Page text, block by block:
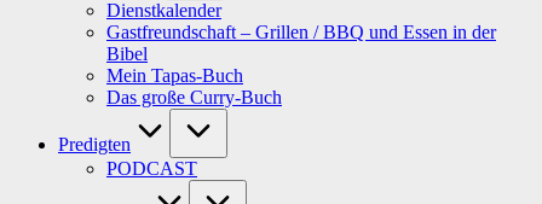
Dienstkalender
Gastfreundschaft – Grillen / BBQ und Essen in der
Bibel
Mein Tapas-Buch
Das große Curry-Buch
Predigten
PODCAST